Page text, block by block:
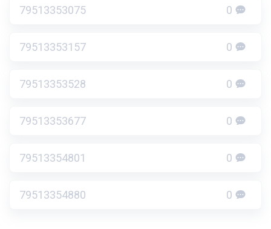
79513353075 0
79513353157 0
79513353528 0
79513353677 0
79513354801 0
79513354880 0